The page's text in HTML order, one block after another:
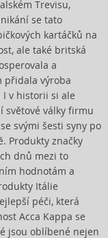
Trevisu,
se tato
kartáčků na
ale také britská
a
přidala výroba
I v historii si ale
světové války firmu
svými šesti syny po
Produkty značky
dnů mezi to
hodnotám a
Itálie
péči, která
Acca Kappa se
jsou oblíbené nejen